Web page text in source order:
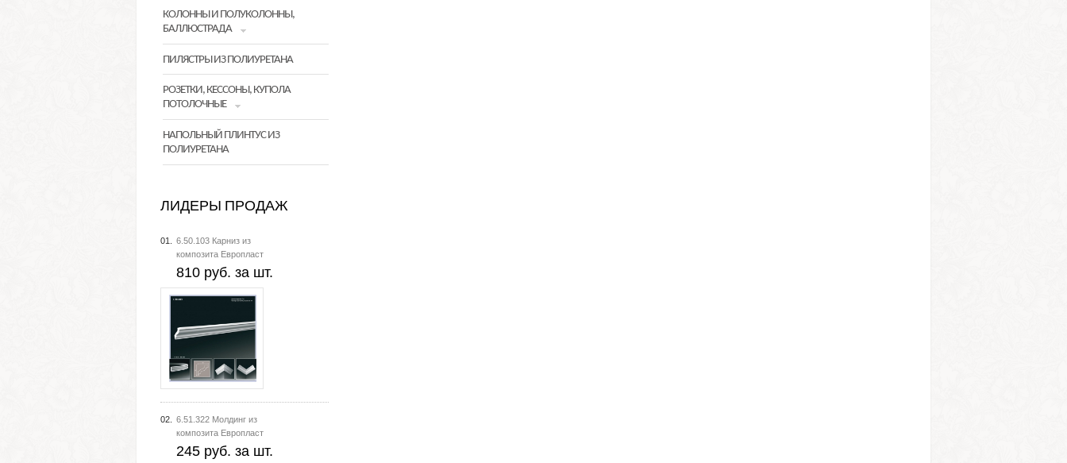
КОЛОННЫ И ПОЛУКОЛОННЫ,
БАЛЛЮСТРАДА
ПИЛЯСТРЫ ИЗ ПОЛИУРЕТАНА
РОЗЕТКИ, КЕССОНЫ, КУПОЛА
ПОТОЛОЧНЫЕ
НАПОЛЬНЫЙ ПЛИНТУС ИЗ
ПОЛИУРЕТАНА
ЛИДЕРЫ ПРОДАЖ
01.
6.50.103 Карниз из
композита Европласт
810 руб. за шт.
02.
6.51.322 Молдинг из
композита Европласт
245 руб. за шт.